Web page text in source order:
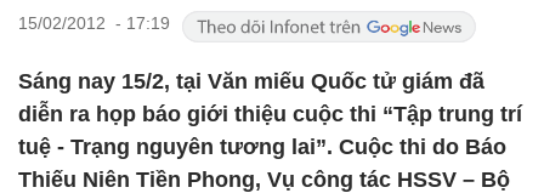
15/02/2012 - 17:19
Sáng nay 15/2, tại Văn miếu Quốc tử giám đã
diễn ra họp báo giới thiệu cuộc thi “Tập trung trí
tuệ - Trạng nguyên tương lai”. Cuộc thi do Báo
Thiếu Niên Tiền Phong, Vụ công tác HSSV – Bộ